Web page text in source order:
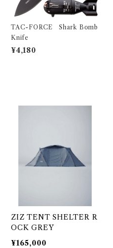
TAC-FORCE Shark Bomb
Knife
¥4,180
ZIZ TENT SHELTER R
OCK GREY
¥165,000